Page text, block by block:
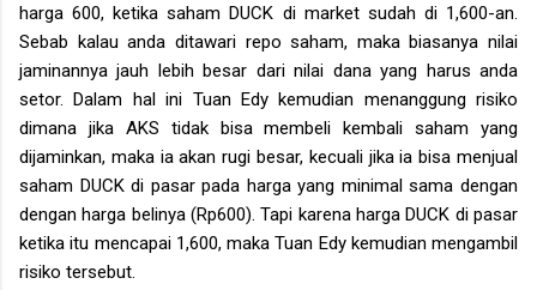
harga 600, ketika saham DUCK di market sudah di 1,600-an.
Sebab kalau anda ditawari repo saham, maka biasanya nilai
jaminannya jauh lebih besar dari nilai dana yang harus anda
setor. Dalam hal ini Tuan Edy kemudian menanggung risiko
dimana jika AKS tidak bisa membeli kembali saham yang
dijaminkan, maka ia akan rugi besar, kecuali jika ia bisa menjual
saham DUCK di pasar pada harga yang minimal sama dengan
dengan harga belinya (Rp600). Tapi karena harga DUCK di pasar
ketika itu mencapai 1,600, maka Tuan Edy kemudian mengambil
risiko tersebut.